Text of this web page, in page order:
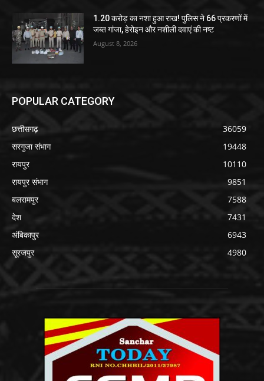
1.20 करोड़ का नशा हुआ राख! पुलिस ने 66 प्रकरणों में
जब्त गांजा, हेरोइन और नशीली दवाएं की नष्ट
August 8, 2026
POPULAR CATEGORY
छत्तीसगढ़
36059
सरगुजा संभाग
19448
रायपुर
10110
रायपुर संभाग
9851
बलरामपुर
7588
देश
7431
अंबिकापुर
6943
सूरजपुर
4980